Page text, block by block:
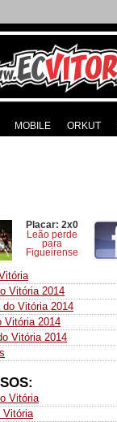
MOBILE ORKUT
Placar: 2x0
Leão perde
para
Figueirense
Vitória 2014
do Vitória 2014
Vitória 2014
Vitória 2014
Vitória
Vitória